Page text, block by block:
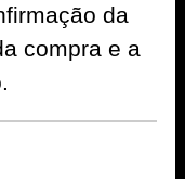
da
compra e a